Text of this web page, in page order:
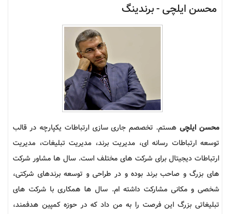
محسن ایلچی - برندینگ
محسن ایلچیهستم. تخصصم جاری­ سازی ارتباطات یکپارچه در قالب
توسعه ارتباطات رسانه ­ای، مدیریت برند، مدیریت تبلیغات، مدیریت
ارتباطات دیجیتال برای شرکت های مختلف است. سال ها مشاور شرکت
های بزرگ و صاحب برند بوده و در طراحی و توسعه برندهای شرکتی،
شخصی و مکانی مشارکت داشته­ ام. سال ها همکاری با شرکت های
تبلیغاتی بزرگ این فرصت را به من داد که در حوزه کمپین هدفمند،